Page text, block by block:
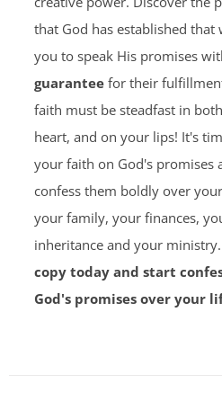
that God has established that
you to speak His promises
guaranteefor their
faith must be steadfast in
heart, and on your lips! It's
your faith on God's promises
confess them boldly over
your family, your finances,
inheritance and your ministry.
copy today and start
God's promises over your